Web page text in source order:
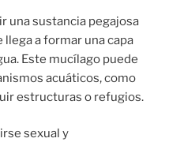
una sustancia pegajosa
a formar una capa
Este mucílago puede
acuáticos, como
estructuras o refugios.
sexual y